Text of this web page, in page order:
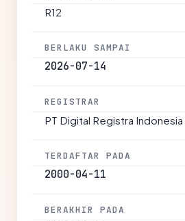
R12
BERLAKU SAMPAI
2026-07-14
REGISTRAR
PT Digital Registra Indonesia
TERDAFTAR PADA
2000-04-11
BERAKHIR PADA